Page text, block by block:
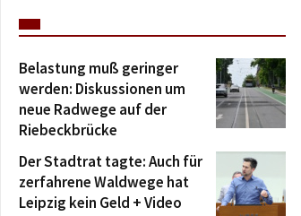
Belastung muß geringer
werden: Diskussionen um
neue Radwege auf der
Riebeckbrücke
Der Stadtrat tagte: Auch für
zerfahrene Waldwege hat
Leipzig kein Geld + Video